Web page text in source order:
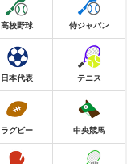
高校野球 侍ジャパン
日本代表 テニス
ラグビー 中央競馬